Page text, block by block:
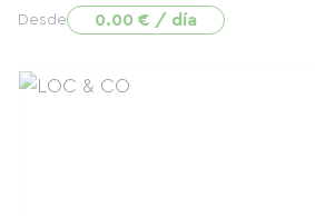
Desde 0.00 € / día